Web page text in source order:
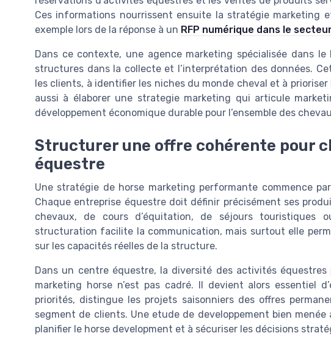
Ces informations nourrissent ensuite la stratégie marketing
exemple lors de la réponse à un RFP numérique dans le
Dans ce contexte, une agence marketing spécialisée dans
structures dans la collecte et l’interprétation des données.
les clients, à identifier les niches du monde cheval et à
aussi à élaborer une strategie marketing qui articule
développement économique durable pour l’ensemble des
Structurer une offre cohérente pour
équestre
Une stratégie de horse marketing performante commence
Chaque entreprise équestre doit définir précisément ses
chevaux, de cours d’équitation, de séjours touristiques
structuration facilite la communication, mais surtout elle
sur les capacités réelles de la structure.
Dans un centre équestre, la diversité des activités
marketing horse n’est pas cadré. Il devient alors essentiel
priorités, distingue les projets saisonniers des offres
segment de clients. Une etude de developpement bien
planifier le horse development et à sécuriser les décisions